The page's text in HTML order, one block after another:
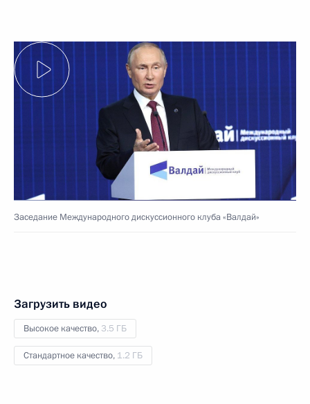
Заседание Международного дискуссионного клуба «Валдай»
Загрузить видео
Высокое качество, 3.5 ГБ
Стандартное качество, 1.2 ГБ